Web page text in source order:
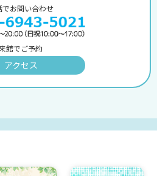
でお問い合わせ
館でご予約
アクセス